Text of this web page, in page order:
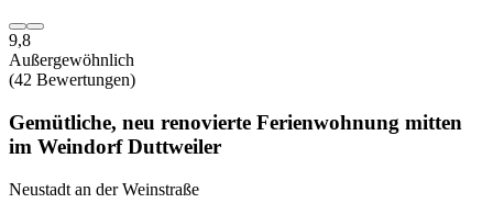
9,8
Außergewöhnlich
(42 Bewertungen)
Gemütliche, neu renovierte Ferienwohnung mitten
im Weindorf Duttweiler
Neustadt an der Weinstraße